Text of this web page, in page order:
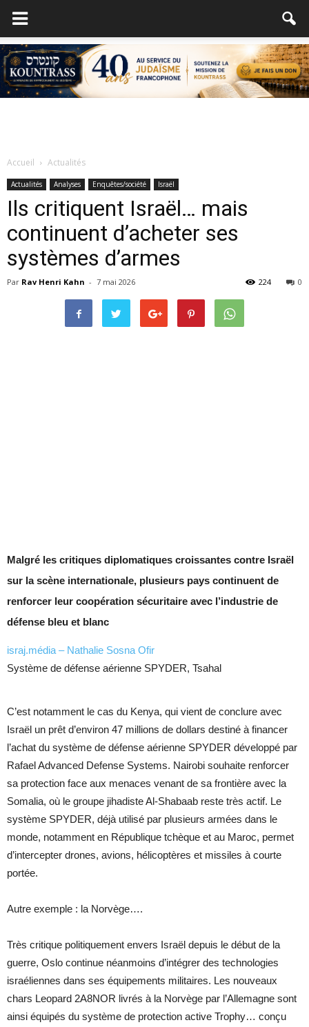
Accueil Actualités
Actualités Analyses Enquêtes/société Israël
Ils critiquent Israël… mais
continuent d’acheter ses
systèmes d’armes
Par Rav Henri Kahn - 7 mai 2026 0
224
Malgré les critiques diplomatiques croissantes contre Israël
sur la scène internationale, plusieurs pays continuent de
renforcer leur coopération sécuritaire avec l’industrie de
défense bleu et blanc
israj.média – Nathalie Sosna Ofir
Système de défense aérienne SPYDER, Tsahal
C’est notamment le cas du Kenya, qui vient de conclure avec
Israël un prêt d’environ 47 millions de dollars destiné à financer
l’achat du système de défense aérienne SPYDER développé par
Rafael Advanced Defense Systems. Nairobi souhaite renforcer
sa protection face aux menaces venant de sa frontière avec la
Somalia, où le groupe jihadiste Al-Shabaab reste très actif. Le
système SPYDER, déjà utilisé par plusieurs armées dans le
monde, notamment en République tchèque et au Maroc, permet
d’intercepter drones, avions, hélicoptères et missiles à courte
portée.
Autre exemple : la Norvège….
Très critique politiquement envers Israël depuis le début de la
guerre, Oslo continue néanmoins d’intégrer des technologies
israéliennes dans ses équipements militaires. Les nouveaux
chars Leopard 2A8NOR livrés à la Norvège par l’Allemagne sont
ainsi équipés du système de protection active Trophy… conçu